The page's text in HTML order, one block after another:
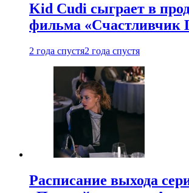
Kid Cudi сыграет в
фильма «Счастливчик
2 года спустя2 года спустя
Расписание выхода